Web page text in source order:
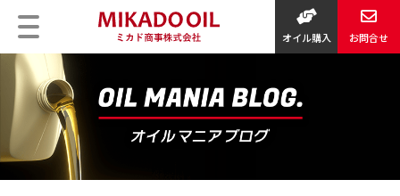
オイル購入 お問合せ